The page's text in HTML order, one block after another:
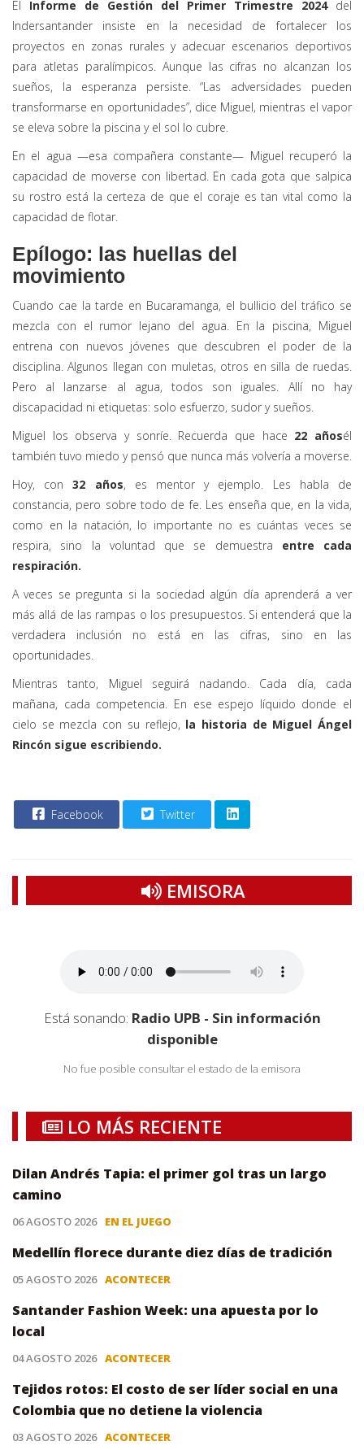
El Informe de Gestión del Primer Trimestre 2024del
Indersantander insiste en la necesidad de fortalecer los
proyectos en zonas rurales y adecuar escenarios deportivos
para atletas paralímpicos. Aunque las cifras no alcanzan los
sueños, la esperanza persiste. “Las adversidades pueden
transformarse en oportunidades”, dice Miguel, mientras el vapor
se eleva sobre la piscina y el sol lo cubre.
En el agua —esa compañera constante— Miguel recuperó la
capacidad de moverse con libertad. En cada gota que salpica
su rostro está la certeza de que el coraje es tan vital como la
capacidad de flotar.
Epílogo: las huellas del
movimiento
Cuando cae la tarde en Bucaramanga, el bullicio del tráfico se
mezcla con el rumor lejano del agua. En la piscina, Miguel
entrena con nuevos jóvenes que descubren el poder de la
disciplina. Algunos llegan con muletas, otros en silla de ruedas.
Pero al lanzarse al agua, todos son iguales. Allí no hay
discapacidad ni etiquetas: solo esfuerzo, sudor y sueños.
Miguel los observa y sonríe. Recuerda que hace 22 añosél
también tuvo miedo y pensó que nunca más volvería a moverse.
Hoy, con32 años, es mentor y ejemplo. Les habla de
constancia, pero sobre todo de fe. Les enseña que, en la vida,
como en la natación, lo importante no es cuántas veces se
respira, sino la voluntad que se demuestra entre cada
respiración.
A veces se pregunta si la sociedad algún día aprenderá a ver
más allá de las rampas o los presupuestos. Si entenderá que la
verdadera inclusión no está en las cifras, sino en las
oportunidades.
Mientras tanto, Miguel seguirá nadando. Cada día, cada
mañana, cada competencia. En ese espejo líquido donde el
cielo se mezcla con su reflejo, la historia de Miguel Ángel
Rincón sigue escribiendo.
Facebook Twitter
EMISORA
Está sonando: Radio UPB - Sin información
disponible
No fue posible consultar el estado de la emisora
LO MÁS RECIENTE
Dilan Andrés Tapia: el primer gol tras un largo
camino
06 AGOSTO 2026 EN EL JUEGO
Medellín florece durante diez días de tradición
05 AGOSTO 2026 ACONTECER
Santander Fashion Week: una apuesta por lo
local
04 AGOSTO 2026 ACONTECER
Tejidos rotos: El costo de ser líder social en una
Colombia que no detiene la violencia
03 AGOSTO 2026 ACONTECER